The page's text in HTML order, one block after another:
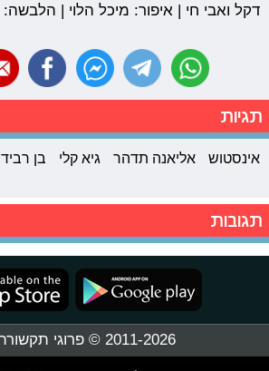
דקל ואבי חי | איפור: מיכל הלוי | הלבשה:
תגיות
אינסטוש אליאנה תדהר גיא קלי בן רביד
תגובות
2011-2026 © פרוגי תקשורת בע"מ